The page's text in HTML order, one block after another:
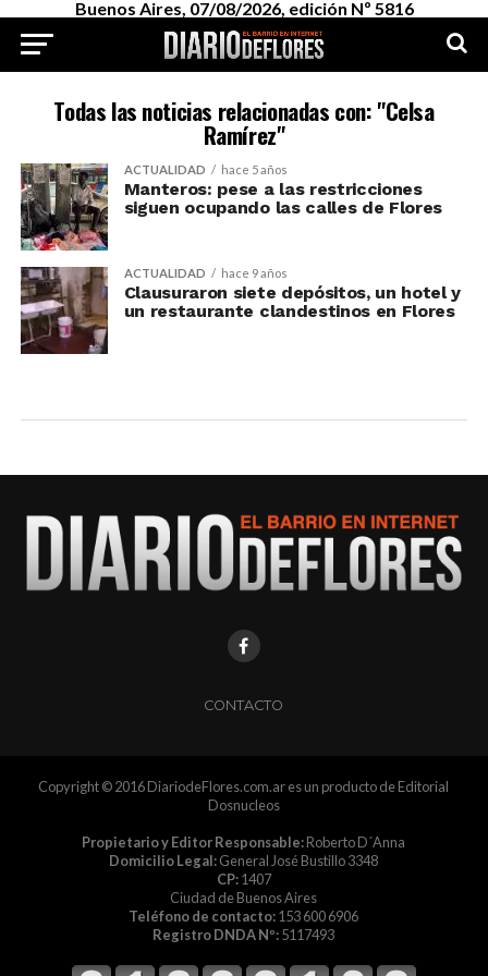
Buenos Aires, 07/08/2026, edición Nº 5816
Todas las noticias relacionadas con: "Celsa
Ramírez"
ACTUALIDAD hace 5 años
Manteros: pese a las restricciones
siguen ocupando las calles de Flores
ACTUALIDAD hace 9 años
Clausuraron siete depósitos, un hotel y
un restaurante clandestinos en Flores
CONTACTO
Copyright © 2016 DiariodeFlores.com.ar es un producto de Editorial
Dosnucleos
Propietario y Editor Responsable:Roberto D´Anna
Domicilio Legal:General José Bustillo 3348
CP:1407
Ciudad de Buenos Aires
Teléfono de contacto:153 600 6906
Registro DNDA Nº:5117493